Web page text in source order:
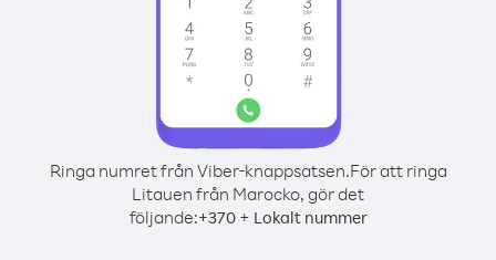
Ringa numret från Viber-knappsatsen.För att ringa
Litauen från Marocko, gör det
följande:+370+ Lokalt nummer